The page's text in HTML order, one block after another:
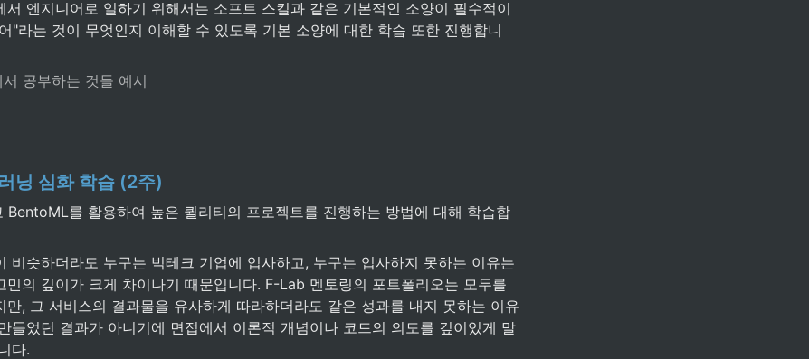
서 엔지니어로 일하기 위해서는 소프트 스킬과 같은 기본적인 소양이 필수적이
"라는 것이 무엇인지 이해할 수 있도록 기본 소양에 대한 학습 또한 진행합니
공부하는 것들 예시
닝 심화 학습 (2주)
BentoML를 활용하여 높은 퀄리티의 프로젝트를 진행하는 방법에 대해 학습합
비슷하더라도 누구는 빅테크 기업에 입사하고, 누구는 입사하지 못하는 이유는
민의 깊이가 크게 차이나기 때문입니다. F-Lab 멘토링의 포트폴리오는 모두를
만, 그 서비스의 결과물을 유사하게 따라하더라도 같은 성과를 내지 못하는 이유
들었던 결과가 아니기에 면접에서 이론적 개념이나 코드의 의도를 깊이있게 말
다.